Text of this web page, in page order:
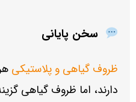
سخن پایانی
ظروف گیاهی و پلاستیکی
دارند، اما ظروف گیاهی